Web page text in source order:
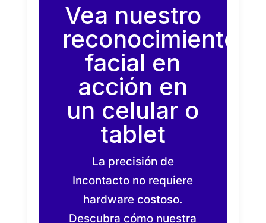
Vea nuestro
reconocimiento
facial en
acción en
un celular o
tablet
La precisión de
Incontacto no requiere
hardware costoso.
Descubra cómo nuestra